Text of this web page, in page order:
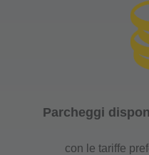
Parcheggi
con le tariffe